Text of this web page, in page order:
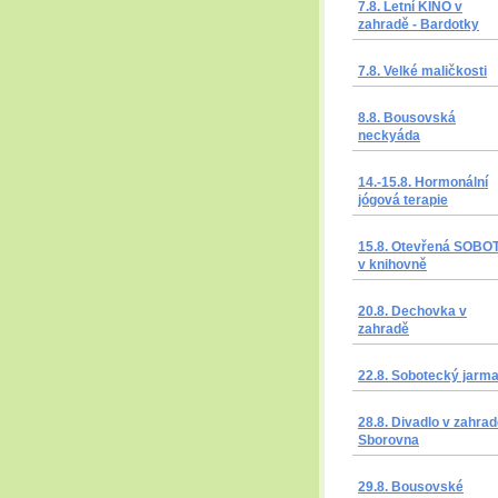
7.8. Letní KINO v
zahradě - Bardotky
7.8. Velké maličkosti
8.8. Bousovská
neckyáda
14.-15.8. Hormonální
jógová terapie
15.8. Otevřená
v knihovně
20.8. Dechovka v
zahradě
22.8. Sobotecký
28.8. Divadlo v
Sborovna
29.8. Bousovské